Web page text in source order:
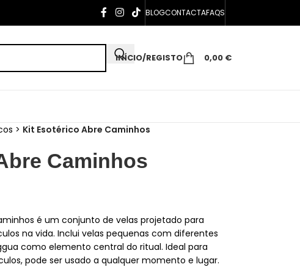
BLOGCONTACTAFAQS
INÍCIO/REGISTO 0,00 €
> Kit Esotérico Abre Caminhos
Caminhos
é um conjunto de velas projetado para
na vida. Inclui velas pequenas com diferentes
como elemento central do ritual. Ideal para
pode ser usado a qualquer momento e lugar.